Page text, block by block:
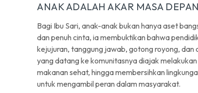
ANAK ADALAH AKAR MASA DEPAN
Bagi Ibu Sari, anak-anak bukan hanya aset
dan penuh cinta, ia membuktikan bahwa
kejujuran, tanggung jawab, gotong royong,
yang datang ke komunitasnya diajak
makanan sehat, hingga membersihkan
untuk mengambil peran dalam masyarakat.